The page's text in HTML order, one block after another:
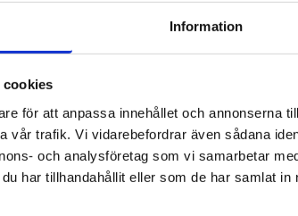
Information
cookies
för att anpassa innehållet och annonserna
vår trafik. Vi vidarebefordrar även sådana
och analysföretag som vi samarbetar
har tillhandahållit eller som de har samlat in
jieškote-uvlágán pargopälgismuulsâiävtuid, te
puáhtá meid tuárjuđ tuu maccâm
iäge tast šoodâ uárnejeijei koloh.
Jis tun lah sooppâm pargokeččâlâdmist